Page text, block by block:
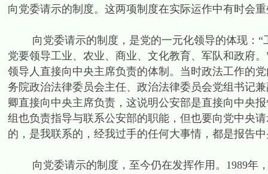
向党委请示的制度。这两项制度在实际运作中有时会
向党委请示的制度，是党的一元化领导的体现：“
党要领导工业、农业、商业、文化教育、军队和政府
领导人直接向中央主席负责的体制。当时政法工作的
务院政治法律委员会主任、政治法律委员会党组书记
卿直接向中央主席负责，这说明公安部是直接向中央
组也负责指导与联系公安部的职能，但也要向党中央
的，是我联系的，经我过手的任何大事情，都是报告
向党委请示的制度，至今仍在发挥作用。1989年